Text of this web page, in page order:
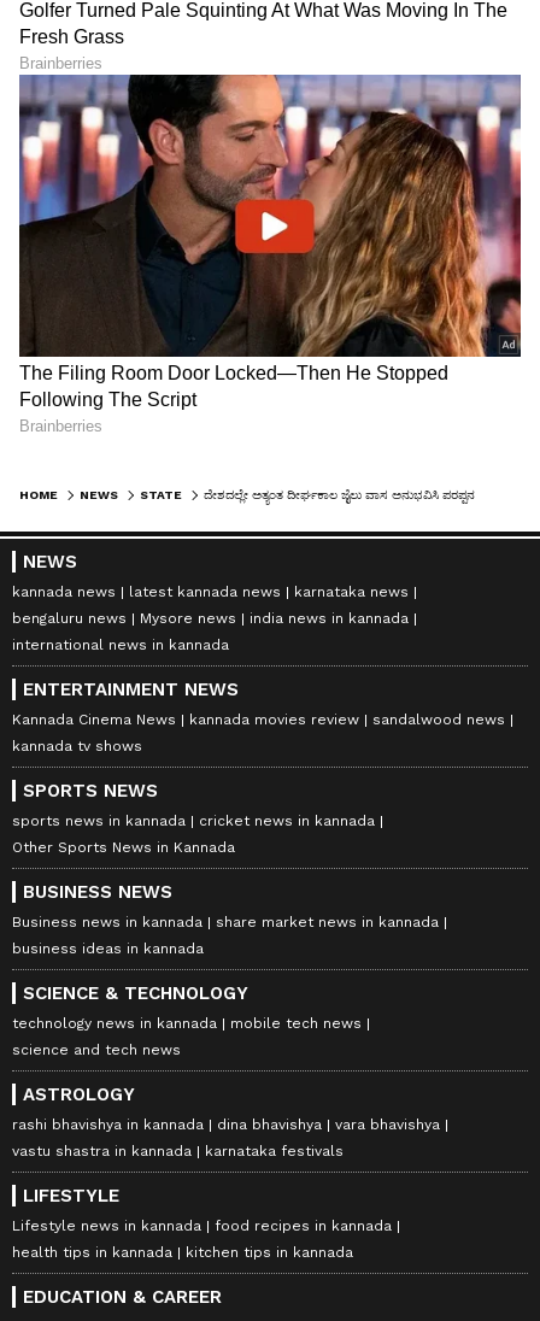
HOME NEWS STATE
NEWS
kannada news latest kannada news
karnataka news
bengaluru news
Mysore news
india news in kannada
international news in kannada
ENTERTAINMENT NEWS
Kannada Cinema News kannada movies review
sandalwood news
kannada tv shows
SPORTS NEWS
sports news in kannada
cricket news in kannada
Other Sports News in Kannada
BUSINESS NEWS
Business news in kannada
share market news in kannada
business ideas in kannada
SCIENCE & TECHNOLOGY
technology news in kannada
mobile tech news
science and tech news
ASTROLOGY
rashi bhavishya in kannada dina bhavishya
vara bhavishya
vastu shastra in kannada
karnataka festivals
LIFESTYLE
Lifestyle news in kannada
food recipes in kannada
health tips in kannada
kitchen tips in kannada
EDUCATION & CAREER